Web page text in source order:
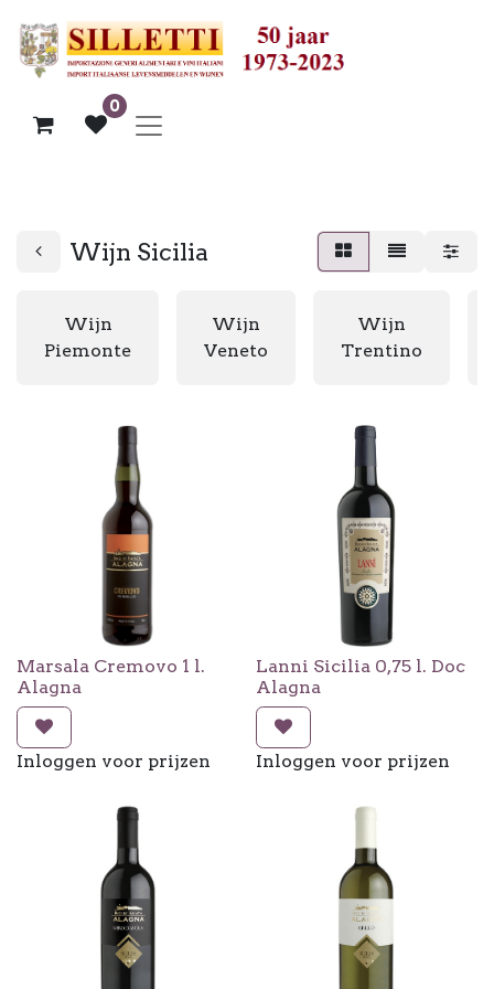
0
Wijn Sicilia
Wijn
Piemonte
Wijn
Veneto
Wijn
Trentino
Marsala Cremovo 1 l.
Alagna
Inloggen voor prijzen
Lanni Sicilia 0,75 l. Doc
Alagna
Inloggen voor prijzen